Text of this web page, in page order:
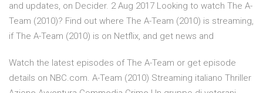
and updates, on Decider. 2 Aug 2017 Looking to watch The A-
Team (2010)? Find out where The A-Team (2010) is streaming,
if The A-Team (2010) is on Netflix, and get news and
Watch the latest episodes of The A-Team or get episode
details on NBC.com. A-Team (2010) Streaming italiano Thriller